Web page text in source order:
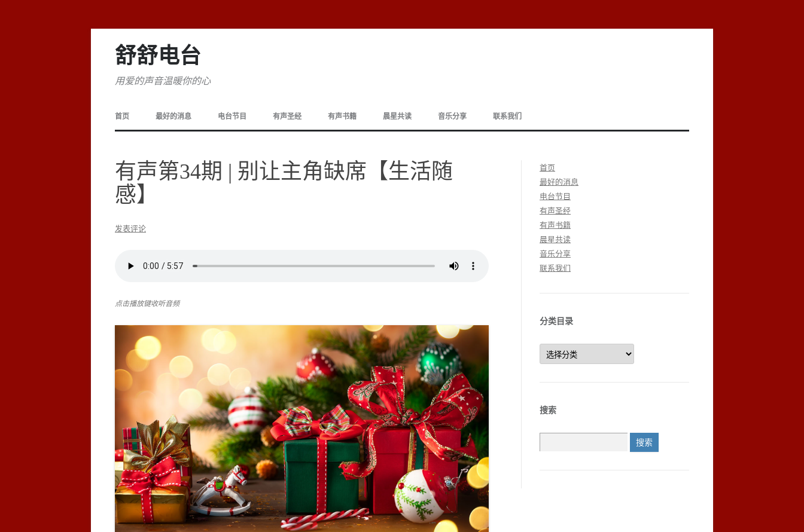
舒舒电台
用爱的声音温暖你的心
至
文
首页 最好的消息 电台节目 有声圣经 有声书籍 晨星共读 音乐分享 联系我们
有声第34期 | 别让主角缺席【生活随
感】
发表评论
点击播放键收听音频
首页
最好的消息
电台节目
有声圣经
有声书籍
晨星共读
音乐分享
联系我们
分类目录
分
类
目
搜索
索：